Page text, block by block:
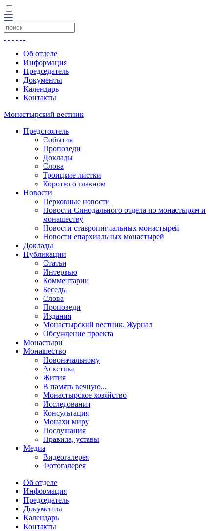
Об отделе
Информация
Председатель
Документы
Календарь
Контакты
Монастырский вестник
Предстоятель
События
Проповеди
Доклады
Слова
Троицкие листки
Коротко о главном
Новости
Церковные новости
Новости Синодального отдела по монастырям и
монашеству
Новости ставропигиальных монастырей
Новости епархиальных монастырей
Доклады
Публикации
Статьи
Интервью
Комментарии
Беседы
Слова
Проповеди
Издания
Монастырский вестник. Журнал
Обсуждение проекта
Монастыри
Монашество
Новоначальному
Аскетика
Жития
В память вечную...
Монастырское хозяйство
Исследования
Консультация
Монахи миру
Послушания
Правила, уставы
Медиа
Видеогалерея
Фотогалерея
Об отделе
Информация
Председатель
Документы
Календарь
Контакты